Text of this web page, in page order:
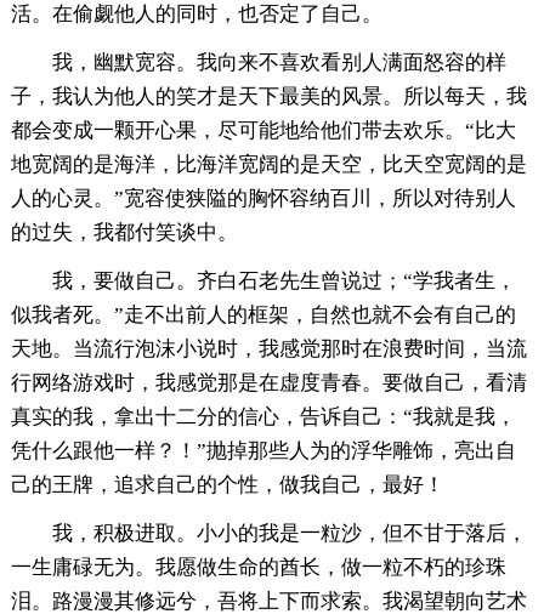
活。在偷觑他人的同时，也否定了自己。
我，幽默宽容。我向来不喜欢看别人满面怒容的样
子，我认为他人的笑才是天下最美的风景。所以每天，我
都会变成一颗开心果，尽可能地给他们带去欢乐。“比大
地宽阔的是海洋，比海洋宽阔的是天空，比天空宽阔的是
人的心灵。”宽容使狭隘的胸怀容纳百川，所以对待别人
的过失，我都付笑谈中。
我，要做自己。齐白石老先生曾说过；“学我者生，
似我者死。”走不出前人的框架，自然也就不会有自己的
天地。当流行泡沫小说时，我感觉那时在浪费时间，当流
行网络游戏时，我感觉那是在虚度青春。要做自己，看清
真实的我，拿出十二分的信心，告诉自己：“我就是我，
凭什么跟他一样？！”抛掉那些人为的浮华雕饰，亮出自
己的王牌，追求自己的个性，做我自己，最好！
我，积极进取。小小的我是一粒沙，但不甘于落后，
一生庸碌无为。我愿做生命的酋长，做一粒不朽的珍珠
泪。路漫漫其修远兮，吾将上下而求索。我渴望朝向艺术